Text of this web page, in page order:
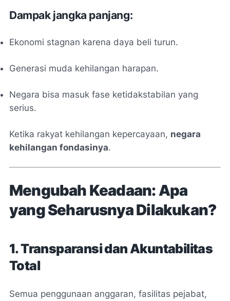
Dampak jangka panjang:
Ekonomi stagnan karena daya beli turun.
Generasi muda kehilangan harapan.
Negara bisa masuk fase ketidakstabilan yang
serius.
Ketika rakyat kehilangan kepercayaan, negara
kehilangan fondasinya.
Mengubah Keadaan: Apa
yang Seharusnya Dilakukan?
1. Transparansi dan Akuntabilitas
Total
Semua penggunaan anggaran, fasilitas pejabat,